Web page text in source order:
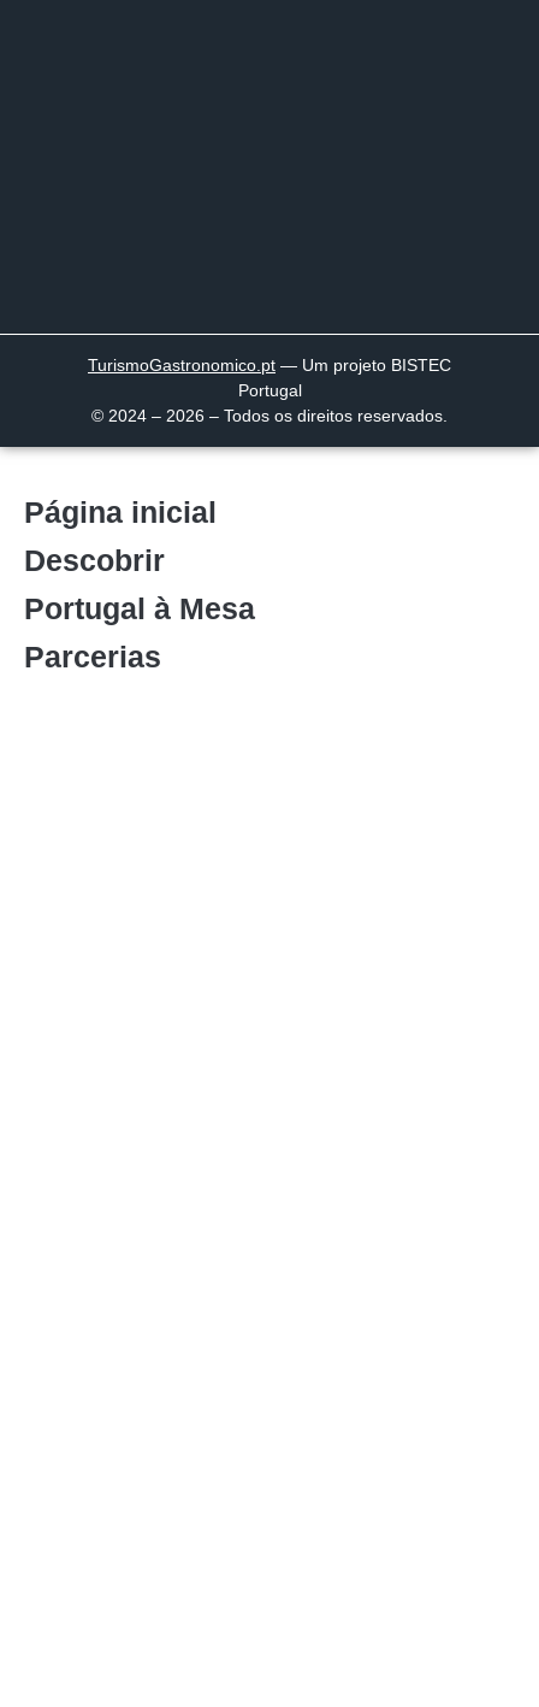
TurismoGastronomico .pt — Um projeto BISTEC
Portugal
© 2024 – 2026 – Todos os direitos reservados.
Página inicial
Descobrir
Portugal à Mesa
Parcerias